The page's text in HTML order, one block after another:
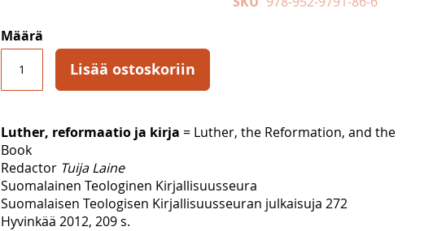
Määrä
Lisää ostoskoriin
Luther, reformaatio ja kirja = Luther, the Reformation, and the
Book
Redactor Tuija Laine
Suomalainen Teologinen Kirjallisuusseura
Suomalaisen Teologisen Kirjallisuusseuran julkaisuja 272
Hyvinkää 2012, 209 s.